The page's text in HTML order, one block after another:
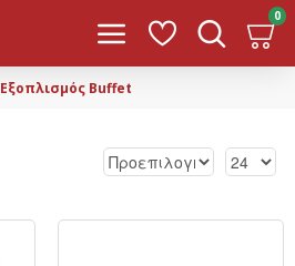
0
Εξοπλισμός Buffet